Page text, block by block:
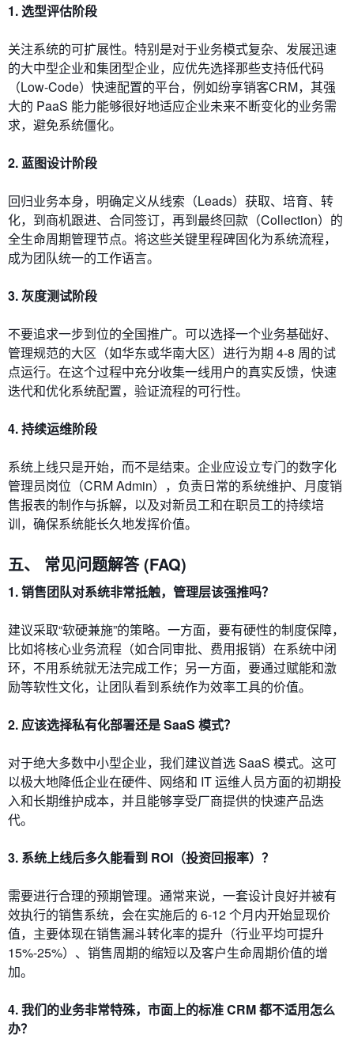
1. 选型评估阶段
关注系统的可扩展性。特别是对于业务模式复杂、发展迅速
的大中型企业和集团型企业，应优先选择那些支持低代码
（Low-Code）快速配置的平台，例如纷享销客CRM，其强
大的 PaaS 能力能够很好地适应企业未来不断变化的业务需
求，避免系统僵化。
2. 蓝图设计阶段
回归业务本身，明确定义从线索（Leads）获取、培育、转
化，到商机跟进、合同签订，再到最终回款（Collection）的
全生命周期管理节点。将这些关键里程碑固化为系统流程，
成为团队统一的工作语言。
3. 灰度测试阶段
不要追求一步到位的全国推广。可以选择一个业务基础好、
管理规范的大区（如华东或华南大区）进行为期 4-8 周的试
点运行。在这个过程中充分收集一线用户的真实反馈，快速
迭代和优化系统配置，验证流程的可行性。
4. 持续运维阶段
系统上线只是开始，而不是结束。企业应设立专门的数字化
管理员岗位（CRM Admin），负责日常的系统维护、月度销
售报表的制作与拆解，以及对新员工和在职员工的持续培
训，确保系统能长久地发挥价值。
五、 常见问题解答 (FAQ)
1. 销售团队对系统非常抵触，管理层该强推吗？
建议采取“软硬兼施”的策略。一方面，要有硬性的制度保障，
比如将核心业务流程（如合同审批、费用报销）在系统中闭
环，不用系统就无法完成工作；另一方面，要通过赋能和激
励等软性文化，让团队看到系统作为效率工具的价值。
2. 应该选择私有化部署还是 SaaS 模式？
对于绝大多数中小型企业，我们建议首选 SaaS 模式。这可
以极大地降低企业在硬件、网络和 IT 运维人员方面的初期投
入和长期维护成本，并且能够享受厂商提供的快速产品迭
代。
3. 系统上线后多久能看到 ROI（投资回报率）？
需要进行合理的预期管理。通常来说，一套设计良好并被有
效执行的销售系统，会在实施后的 6-12 个月内开始显现价
值，主要体现在销售漏斗转化率的提升（行业平均可提升
15%-25%）、销售周期的缩短以及客户生命周期价值的增
加。
4. 我们的业务非常特殊，市面上的标准 CRM 都不适用怎么
办？